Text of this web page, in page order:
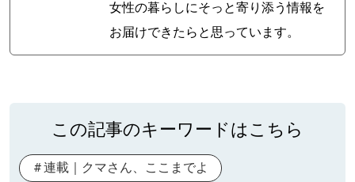
女性の暮らしにそっと寄り添う情報を
お届けできたらと思っています。
この記事のキーワードはこちら
連載｜クマさん、ここまでよ